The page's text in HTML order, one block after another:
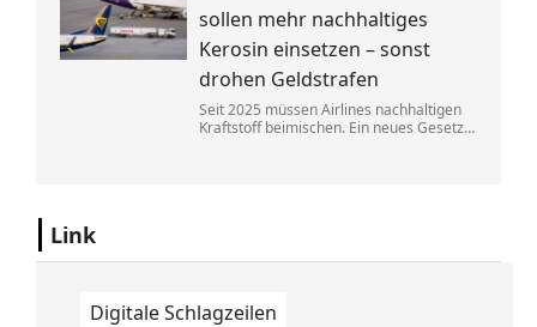
über eine Übergewinnsteuer an.
sollen mehr nachhaltiges
Kerosin einsetzen – sonst
drohen Geldstrafen
Seit 2025 müssen Airlines nachhaltigen
Kraftstoff beimischen. Ein neues Gesetz
Link
Digitale Schlagzeilen